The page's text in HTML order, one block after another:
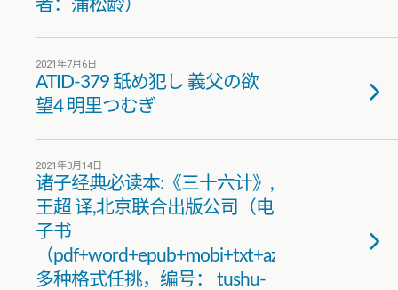
者：蒲松龄）
2021年7月6日
ATID-379 舐め犯し 義父の欲
望4 明里つむぎ
2021年3月14日
诸子经典必读本:《三十六计》,
王超 译,北京联合出版公司（电
子书
（pdf+word+epub+mobi+txt+azw3）
多种格式任挑，编号： tushu-